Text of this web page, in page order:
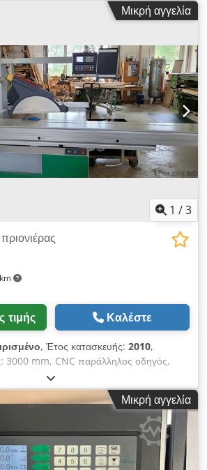
πάγκος με τηλεσκοπικό οδηγό Άνω
Ανθεκτική βιομηχανική κατασκευή
Το μηχάνημα βρίσκεται σε καλή,
με τις συνήθεις φθορές που
παλαιότητα. Είναι ιδανικό για
μπορεί να ελεγχθεί και να δοκιμαστεί
Η μεταφορά είναι δυνατή με επιπλέον
θα ελεγχθεί πριν από την πώληση.
μεταχειρισμένου μηχανήματος, η εγγύηση
πώλησης σε επαγγελματίες. Τα
και ο εξοπλισμός ενδέχεται να
το δικαίωμα για τυπογραφικά
Μικρή αγγελία
1 /3
τιμής Καλέστε
, Έτος κατασκευής: 2010,
3000 mm, CNC παράλληλος οδηγός,
Κινητήρας: 5,5 kW ηλεκτροκίνητη
Κλίση 0,5 - 47°. Ψηφιακή ένδειξη
Διάμετρος πριονόδισκου: μέγ. 550
200 mm. Προετοιμασμένο για
ελέγχου στο ύψος των ματιών,
τραπέζι, περιστρεφόμενο.
840 mm. Γωνιακός οδηγός 3200 mm
Μικρή αγγελία